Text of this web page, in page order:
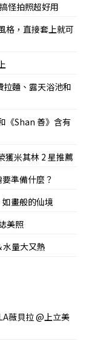
怪拍照超好用
格，直接套上就可
拉麵、露天浴池和
《Shan 善》含有
獲米其林 2 星推薦
準備什麼？
畫般的仙境
美照
水量大又熱
薇貝拉 @上立美